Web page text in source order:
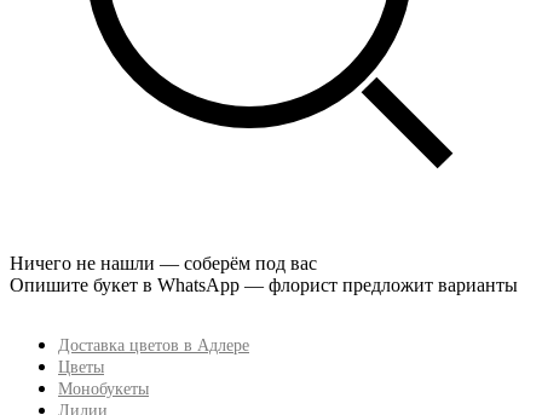
Ничего не нашли — соберём под вас
Опишите букет в WhatsApp — флорист предложит варианты
Доставка цветов в Адлере
Цветы
Монобукеты
Лилии